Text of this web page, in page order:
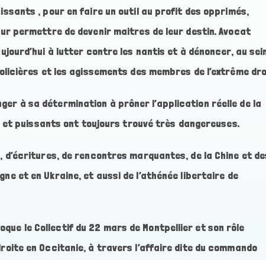
, pour en faire un outil au profit des opprimés,
permettre de devenir maitres de leur destin. Avocat
à lutter contre les nantis et à dénoncer, au
et les agissements des membres de l’extrême
à sa détermination à prôner l’application réelle de la
et puissants ont toujours trouvé très dangereuses.
d’écritures, de rencontres marquantes, de la Chine et
et en Ukraine, et aussi de l’athénée libertaire de
le Collectif du 22 mars de Montpellier et son rôle
en Occitanie, à travers l’affaire dite du commando